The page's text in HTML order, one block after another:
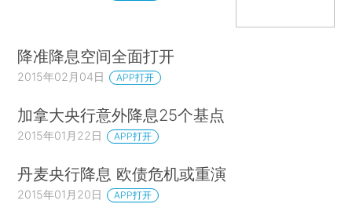
降准降息空间全面打开
2015年02月04日 APP打开
加拿大央行意外降息25个基点
2015年01月22日 APP打开
丹麦央行降息 欧债危机或重演
2015年01月20日 APP打开